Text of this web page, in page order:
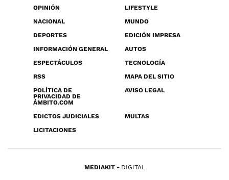
OPINIÓN
LIFESTYLE
NACIONAL
MUNDO
DEPORTES
EDICIÓN IMPRESA
INFORMACIÓN GENERAL
AUTOS
ESPECTÁCULOS
TECNOLOGÍA
RSS
MAPA DEL SITIO
POLÍTICA DE
PRIVACIDAD DE
ÁMBITO.COM
AVISO LEGAL
EDICTOS JUDICIALES
MULTAS
LICITACIONES
MEDIAKIT DIGITAL